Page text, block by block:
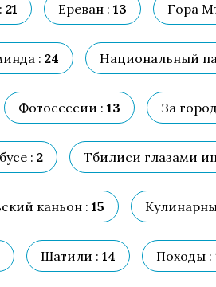
21 Ереван : 13 Гора
: 24 Национальный
Фотосессии : 13 За
: 2 Тбилиси глазами
каньон : 15
Шатили : 14 Походы :